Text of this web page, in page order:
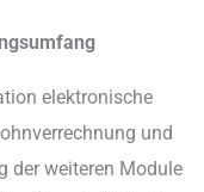
elektronische
und
der weiteren Module